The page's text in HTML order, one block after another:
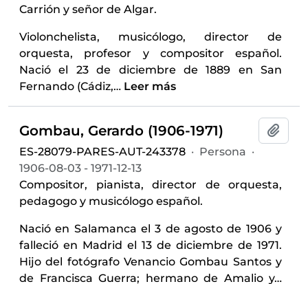
Carrión y señor de Algar.
Violonchelista, musicólogo, director de
orquesta, profesor y compositor español.
Nació el 23 de diciembre de 1889 en San
Fernando (Cádiz,… Leer más
Gombau, Gerardo (1906-1971)
ES-28079-PARES-AUT-243378 · Persona ·
1906-08-03 - 1971-12-13
Compositor, pianista, director de orquesta,
pedagogo y musicólogo español.
Nació en Salamanca el 3 de agosto de 1906 y
falleció en Madrid el 13 de diciembre de 1971.
Hijo del fotógrafo Venancio Gombau Santos y
de Francisca Guerra; hermano de Amalio y…